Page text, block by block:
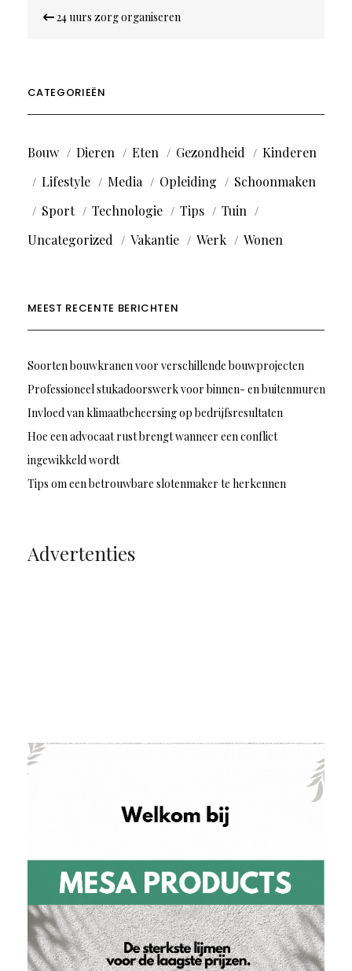
navigatie
24 uurs zorg organiseren
CATEGORIEËN
Bouw Dieren Eten Gezondheid
Kinderen
Lifestyle
Media Opleiding
Schoonmaken
Sport
Technologie Tips
Tuin
Uncategorized
Vakantie Werk Wonen
MEEST RECENTE BERICHTEN
Soorten bouwkranen voor verschillende bouwprojecten
Professioneel stukadoorswerk voor binnen- en buitenmuren
Invloed van klimaatbeheersing op bedrijfsresultaten
Hoe een advocaat rust brengt wanneer een conflict
ingewikkeld wordt
Tips om een betrouwbare slotenmaker te herkennen
Advertenties